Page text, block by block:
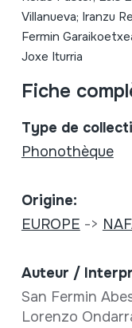
Villanueva; Iranzu
Fermin
Joxe Iturria
Fiche
Type de
Phonothèque
Origine:
EUROPE ->
Auteur /
San Fermin
Lorenzo